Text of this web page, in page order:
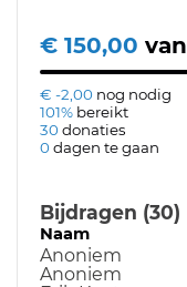
€ 150,00 van
€ -2,00 nog nodig
101% bereikt
30donaties
0dagen te gaan
Bijdragen (30)
Naam
Anoniem
Anoniem